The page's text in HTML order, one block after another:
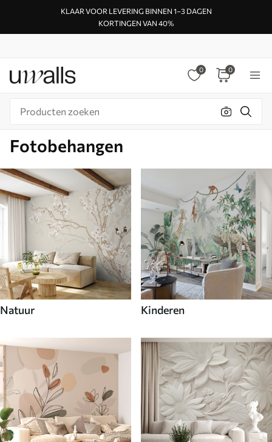
KLAAR VOOR LEVERING BINNEN 1–3 DAGEN
KORTINGEN VAN 40%
0 0
Fotobehangen
Natuur Kinderen